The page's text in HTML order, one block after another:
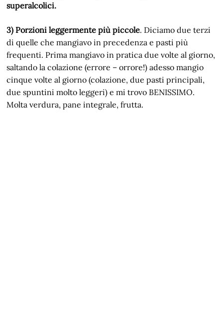
superalcolici.
3) Porzioni leggermente più piccole. Diciamo due terzi
di quelle che mangiavo in precedenza e pasti più
frequenti. Prima mangiavo in pratica due volte al giorno,
saltando la colazione (errore – orrore!) adesso mangio
cinque volte al giorno (colazione, due pasti principali,
due spuntini molto leggeri) e mi trovo BENISSIMO.
Molta verdura, pane integrale, frutta.